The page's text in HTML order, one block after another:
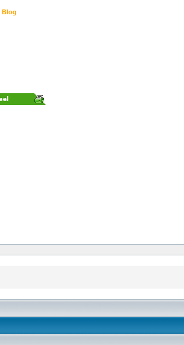
Blog